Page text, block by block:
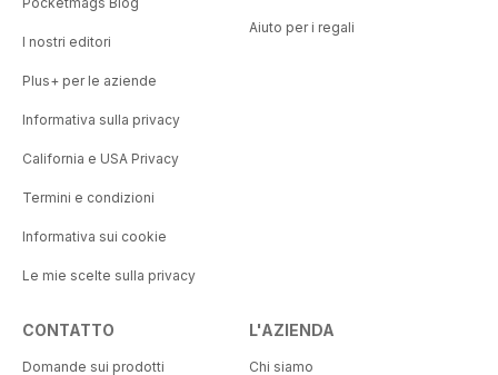
I nostri editori
Plus+ per le aziende
Informativa sulla privacy
California e USA Privacy
Termini e condizioni
Informativa sui cookie
Le mie scelte sulla privacy
Aiuto per i regali
CONTATTO
Domande sui prodotti
L'AZIENDA
Chi siamo